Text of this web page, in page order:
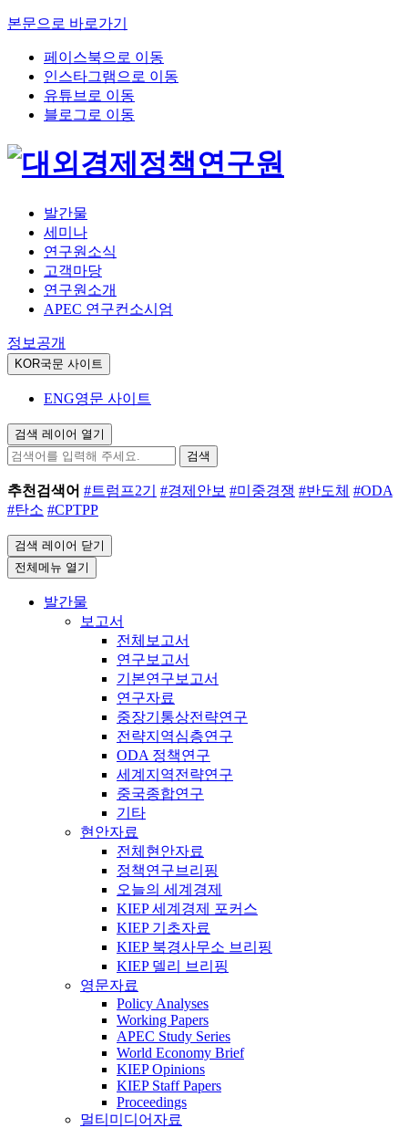
본문으로 바로가기
페이스북으로 이동
인스타그램으로 이동
유튜브로 이동
블로그로 이동
발간물
세미나
연구원소식
고객마당
연구원소개
APEC 연구컨소시엄
정보공개
KOR국문 사이트
ENG영문 사이트
검색 레이어 열기
검색
추천검색어 #트럼프2기 #경제안보 #미중경쟁 #반도체 #ODA
#탄소 #CPTPP
검색 레이어 닫기
전체메뉴 열기
발간물
보고서
전체보고서
연구보고서
기본연구보고서
연구자료
중장기통상전략연구
전략지역심층연구
ODA 정책연구
세계지역전략연구
중국종합연구
기타
현안자료
전체현안자료
정책연구브리핑
오늘의 세계경제
KIEP 세계경제 포커스
KIEP 기초자료
KIEP 북경사무소 브리핑
KIEP 델리 브리핑
영문자료
Policy Analyses
Working Papers
APEC Study Series
World Economy Brief
KIEP Opinions
KIEP Staff Papers
Proceedings
멀티미디어자료